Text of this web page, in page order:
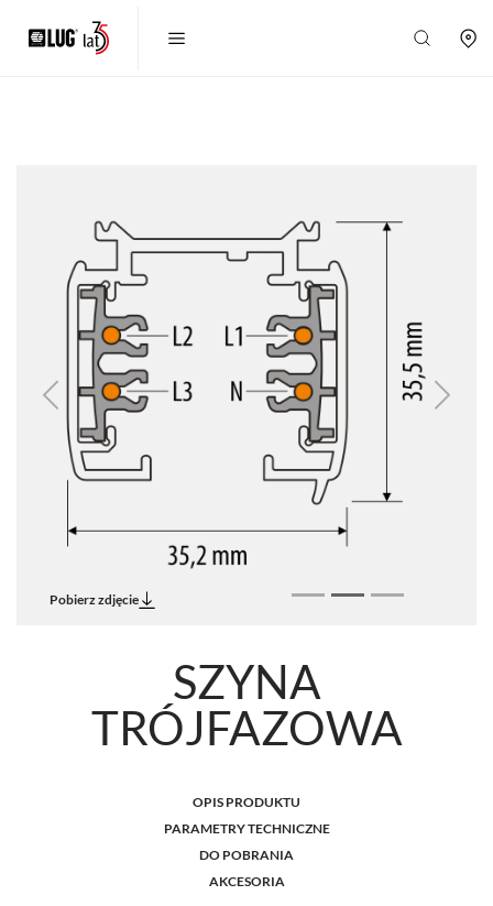
Previous Next
Pobierz zdjęcie
SZYNA
TRÓJFAZOWA
OPIS PRODUKTU
PARAMETRY TECHNICZNE
DO POBRANIA
AKCESORIA